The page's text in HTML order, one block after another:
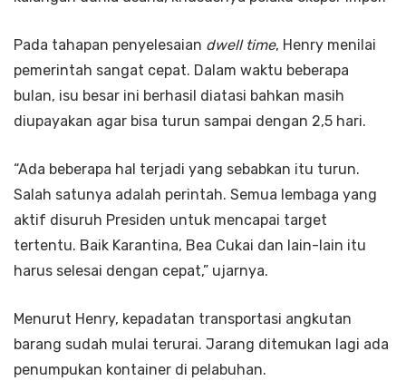
Pada tahapan penyelesaian dwell time, Henry menilai
pemerintah sangat cepat. Dalam waktu beberapa
bulan, isu besar ini berhasil diatasi bahkan masih
diupayakan agar bisa turun sampai dengan 2,5 hari.
“Ada beberapa hal terjadi yang sebabkan itu turun.
Salah satunya adalah perintah. Semua lembaga yang
aktif disuruh Presiden untuk mencapai target
tertentu. Baik Karantina, Bea Cukai dan lain-lain itu
harus selesai dengan cepat,” ujarnya.
Menurut Henry, kepadatan transportasi angkutan
barang sudah mulai terurai. Jarang ditemukan lagi ada
penumpukan kontainer di pelabuhan.